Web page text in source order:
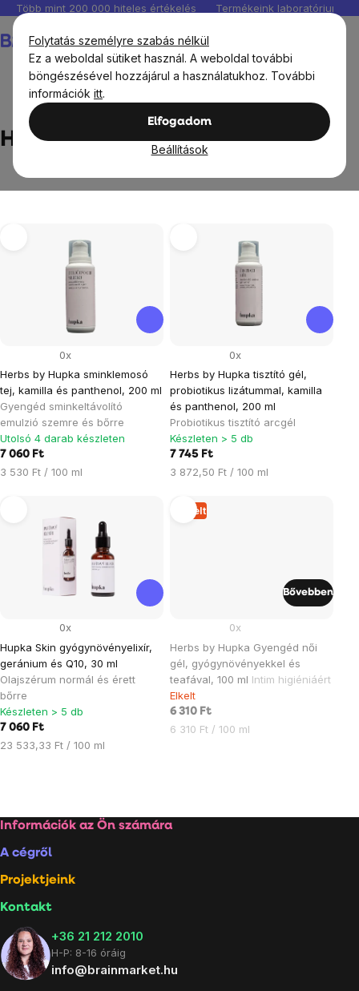
Folytatás személyre szabás nélkül
Ez a weboldal sütiket használ. A weboldal további
böngészésével hozzájárul a használatukhoz. További
információk itt.
Elfogadom
Beállítások
Ugrás
fő
tartalomhoz
Több mint 200 000 hiteles értékelés Termékeink
Herbs by Hupka
Herbs by Hupka
Termékek
Herbs by Hupka sminklemosó
tej, kamilla és panthenol, 200 ml
Gyengéd sminkeltávolító
emulzió szemre és bőrre
0x
Utolsó 4 darab készleten
7 060 Ft
Egységár:
3 530 Ft / 100 ml
Herbs by Hupka tisztító gél,
probiotikus lizátummal, kamilla
és panthenol, 200 ml
Probiotikus tisztító arcgél
0x
Készleten > 5 db
7 745 Ft
Egységár:
3 872,50 Ft / 100 ml
Hupka Skin gyógynövényelixír,
geránium és Q10, 30 ml
Olajszérum normál és érett
bőrre
0x
Készleten > 5 db
7 060 Ft
Egységár:
23 533,33 Ft / 100 ml
Elkelt
Herbs by Hupka Gyengéd női
gél, gyógynövényekkel és
teafával, 100 ml Intim higiéniáért
0x
Elkelt
6 310 Ft
Egységár:
6 310 Ft / 100 ml
Bővebben
elemei
Lábléc
Információk az Ön számára
A cégről
Projektjeink
Kontakt
+36 21 212 2010
H-P: 8-16 óráig
info@brainmarket.hu